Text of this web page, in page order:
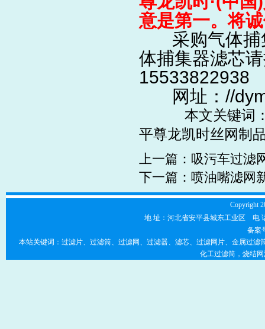
意是第一。将
采购气体捕
体捕集器滤芯
15533822938
网址： //
本文关键词：气
平尊龙凯时丝网制
上一篇： 吸污车过滤
下一篇： 喷油嘴滤网
Copyright
地 址：河北省安平县城东工业区 电 话
备案
本站关键词：过滤片、过滤筒、过滤网、过滤器、滤芯、过滤网片、金属过
化工过滤筒，烧结